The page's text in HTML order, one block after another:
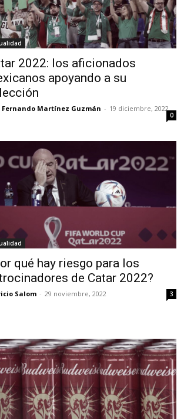
2022: los aficionados
apoyando a su
Fernando Martínez Guzmán - 19 diciembre, 2022
0
qué hay riesgo para los
de Catar 2022?
Salom - 29 noviembre, 2022 3